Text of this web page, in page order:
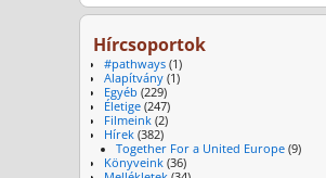
Hírcsoportok
#pathways (1)
Alapítvány (1)
Egyéb (229)
Életige (247)
Filmeink (2)
Hírek (382)
Together For a United Europe(9)
Könyveink (36)